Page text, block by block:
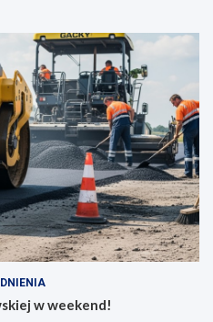
w weekend!